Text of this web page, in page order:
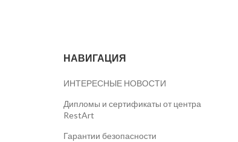
НАВИГАЦИЯ
ИНТЕРЕСНЫЕ НОВОСТИ
Дипломы и сертификаты от центра
RestArt
Гарантии безопасности